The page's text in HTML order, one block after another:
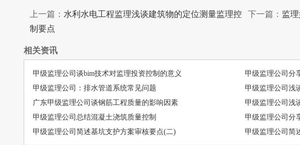
上一篇： 水利水电工程监理浅谈建筑物的定位测量监理控
制要点
下一篇： 监
相关资讯
甲级监理公司谈bim技术对监理投资控制的意义
甲级监理公司分
甲级监理公司：排水管道系统常见问题
甲级监理公司浅
广东甲级监理公司谈钢筋工程质量的影响因素
甲级监理公司浅
甲级监理公司总结混凝土浇筑质量控制
甲级监理公司分
甲级监理公司简述基坑支护方案审核要点(二)
甲级监理公司简